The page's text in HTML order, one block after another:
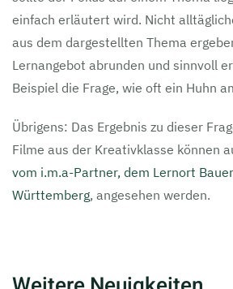
einfach erläutert wird. Nicht
aus dem dargestellten Thema
Lernangebot abrunden und sinnvoll
Beispiel die Frage, wie oft ein Huhn
Übrigens: Das Ergebnis zu dieser
Filme aus der Kreativklasse können
vom i.m.a-Partner, dem Lernort
Württemberg, angesehen werden.